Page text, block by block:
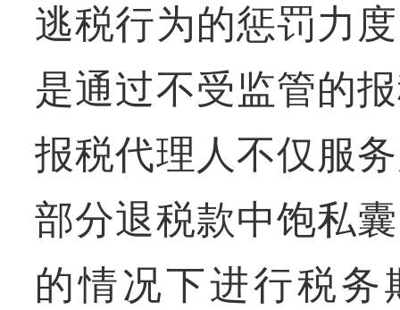
逃税行为的惩罚力
是通过不受监管的
报税代理人不仅服
部分退税款中饱私
的情况下进行税